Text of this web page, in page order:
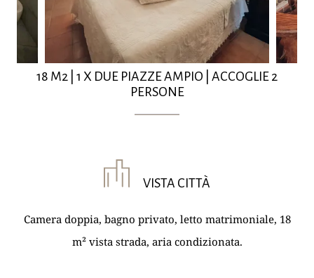
18 M2 1 X DUE PIAZZE AMPIO
ACCOGLIE 2
PERSONE
VISTA CITTÀ
Camera doppia, bagno privato, letto matrimoniale, 18
m² vista strada, aria condizionata.